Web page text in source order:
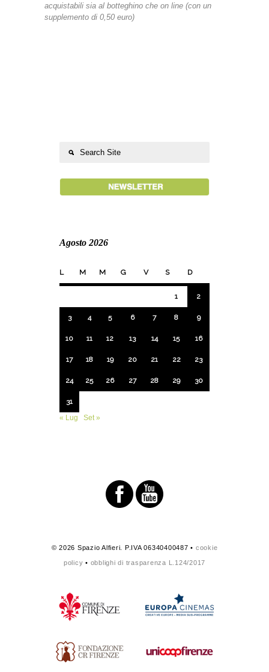
acquistabili sia al botteghino che on line (con un
supplemento di 0,50 euro)
Agosto 2026
L M M G V S D
1 2
3 4 5 6 7 8 9
10 11 12 13 14 15 16
17 18 19 20 21 22 23
24 25 26 27 28 29 30
31
« Lug
Set »
© 2026 Spazio Alfieri. P.IVA 06340400487 • cookie
policy • obblighi di trasparenza L.124/2017